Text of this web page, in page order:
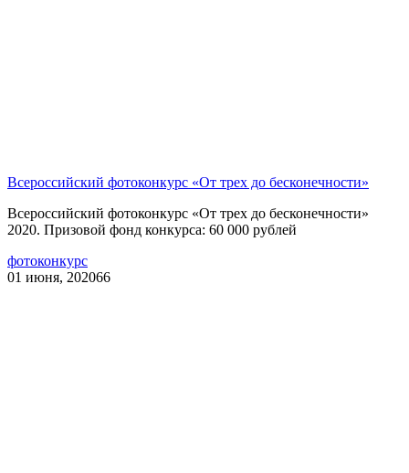
Всероссийский фотоконкурс «От трех до бесконечности»
Всероссийский фотоконкурс «От трех до бесконечности»
2020. Призовой фонд конкурса: 60 000 рублей
фотоконкурс
01 июня, 202066